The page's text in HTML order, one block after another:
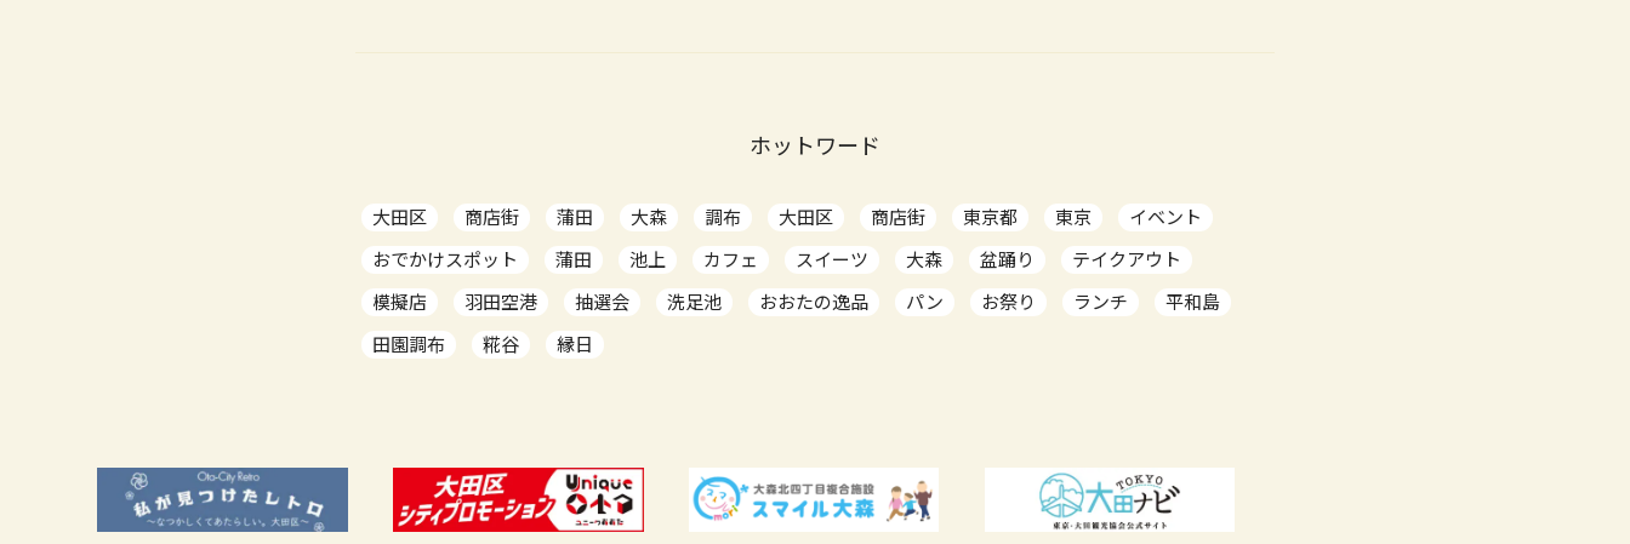
ホットワード
大田区 商店街 蒲田 大森 調布 大田区 商店街 東京都 東京
イベント
おでかけスポット
蒲田 池上 カフェ スイーツ 大森 盆踊り
テイクアウト
模擬店
羽田空港 抽選会 洗足池 おおたの逸品 パン お祭り ランチ
平和島
田園調布
糀谷 縁日